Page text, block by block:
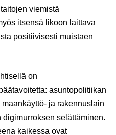
viemistä
itsensä likoon laittava
positiivisesti muistaen
on
asuntopolitiikan
ja rakennuslain
selättäminen.
kaikessa ovat